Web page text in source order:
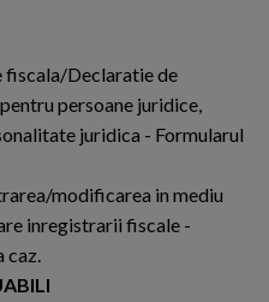
fiscala/Declaratie de
persoane juridice,
juridica - Formularul
modificarea in mediu
inregistrarii fiscale -
caz.